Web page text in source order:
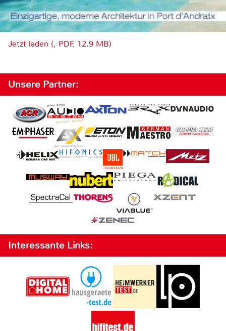
Jetzt laden (, PDF, 12.9 MB)
Unsere Partner:
Interessante Links: